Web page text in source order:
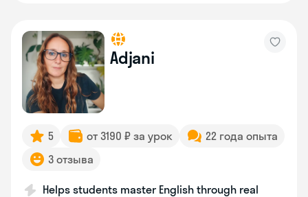
Adjani
5 от 3190 ₽ за урок
22 года опыта
3 отзыва
Helps students master English through real